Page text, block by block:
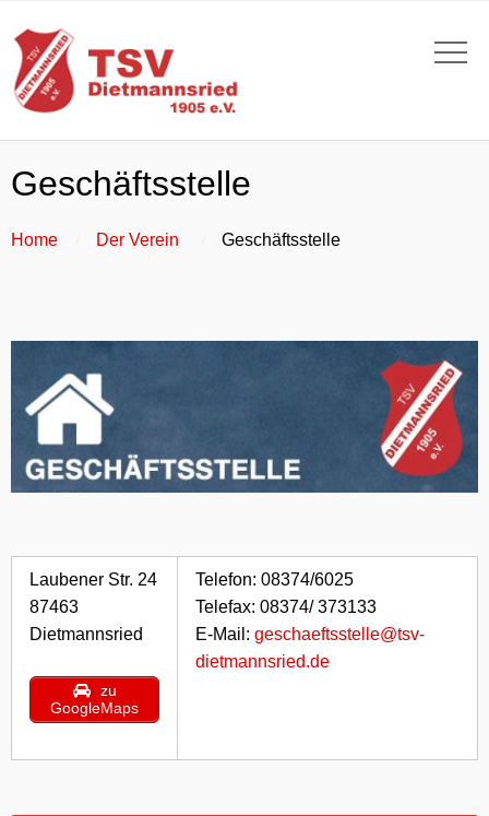
Geschäftsstelle
Home Der Verein Geschäftsstelle
Laubener Str. 24
87463
Dietmannsried
zu
GoogleMaps
Telefon: 08374/6025
Telefax: 08374/ 373133
E-Mail: geschaeftsstelle@tsv-
dietmannsried.de